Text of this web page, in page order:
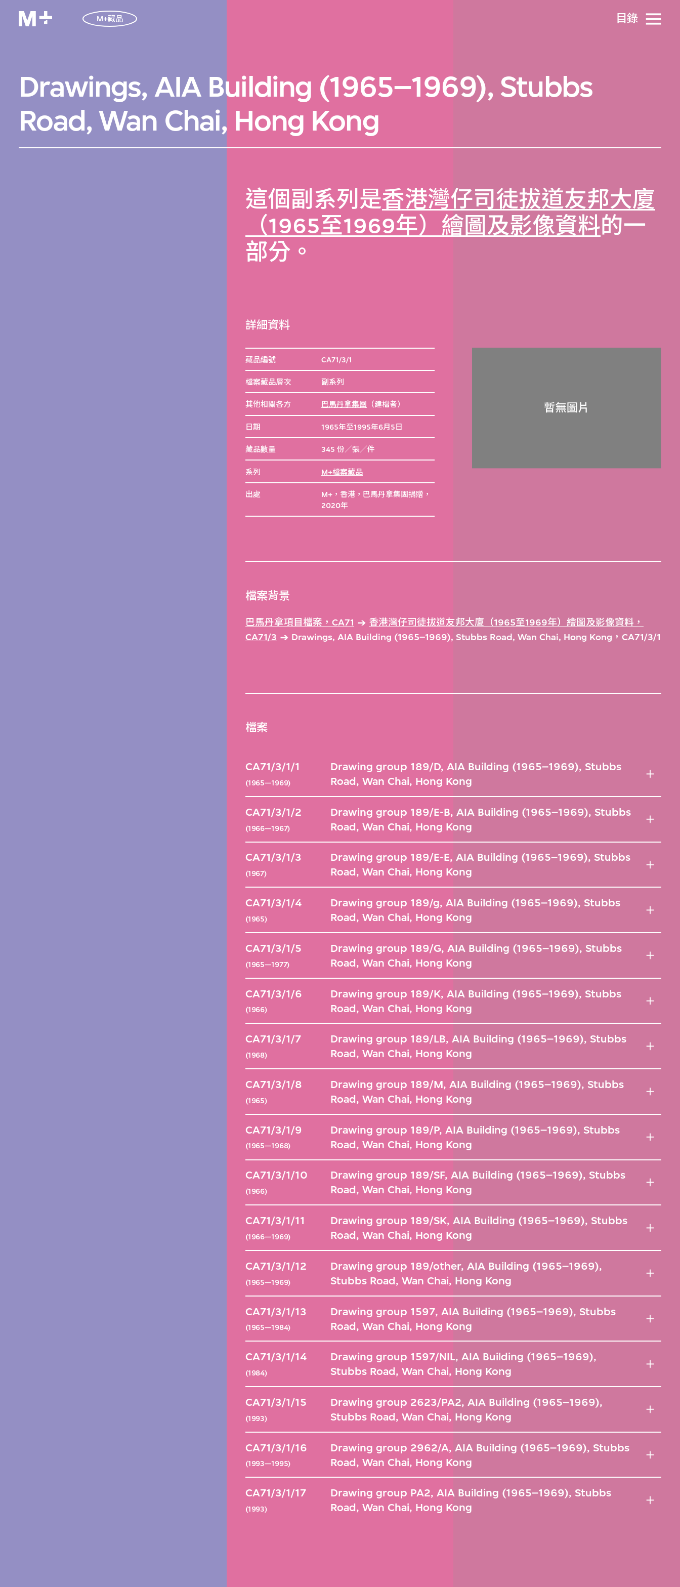
M+藏品 目​錄
Drawings, AIA Building (1965–1969), Stubbs
Road, Wan Chai, Hong Kong
這個副系列是香港灣仔司徒拔道友邦大廈
（1965至1969年）繪圖及影像資料的一
部分。
詳細資料
藏品編號 CA71/3/1
檔案藏品層次 副系列
其他相關各方 巴馬丹拿集團 （建檔者）
日期 1965年至1995年6月5日
藏品數量 345 份／張／件
系列 M+檔案藏品
出處
M+，香港，巴馬丹拿集團捐贈，
2020年
檔案背景
巴馬丹拿項目檔案，CA71
香港灣仔司徒拔道友邦大廈（1965至1969年）繪圖及影像資料，
CA71/3
Drawings, AIA Building (1965–1969), Stubbs Road, Wan Chai, Hong Kong，CA71/3/1
檔案
CA71/3/1/1
(1965—1969)
Drawing group 189/D, AIA Building (1965–1969), Stubbs
Road, Wan Chai, Hong Kong
CA71/3/1/2
(1966—1967)
Drawing group 189/E-B, AIA Building (1965–1969), Stubbs
Road, Wan Chai, Hong Kong
CA71/3/1/3
(1967)
Drawing group 189/E-E, AIA Building (1965–1969), Stubbs
Road, Wan Chai, Hong Kong
CA71/3/1/4
(1965)
Drawing group 189/g, AIA Building (1965–1969), Stubbs
Road, Wan Chai, Hong Kong
CA71/3/1/5
(1965—1977)
Drawing group 189/G, AIA Building (1965–1969), Stubbs
Road, Wan Chai, Hong Kong
CA71/3/1/6
(1966)
Drawing group 189/K, AIA Building (1965–1969), Stubbs
Road, Wan Chai, Hong Kong
CA71/3/1/7
(1968)
Drawing group 189/LB, AIA Building (1965–1969), Stubbs
Road, Wan Chai, Hong Kong
CA71/3/1/8
(1965)
Drawing group 189/M, AIA Building (1965–1969), Stubbs
Road, Wan Chai, Hong Kong
CA71/3/1/9
(1965—1968)
Drawing group 189/P, AIA Building (1965–1969), Stubbs
Road, Wan Chai, Hong Kong
CA71/3/1/10
(1966)
Drawing group 189/SF, AIA Building (1965–1969), Stubbs
Road, Wan Chai, Hong Kong
CA71/3/1/11
(1966—1969)
Drawing group 189/SK, AIA Building (1965–1969), Stubbs
Road, Wan Chai, Hong Kong
CA71/3/1/12
(1965—1969)
Drawing group 189/other, AIA Building (1965–1969),
Stubbs Road, Wan Chai, Hong Kong
CA71/3/1/13
(1965—1984)
Drawing group 1597, AIA Building (1965–1969), Stubbs
Road, Wan Chai, Hong Kong
CA71/3/1/14
(1984)
Drawing group 1597/NIL, AIA Building (1965–1969),
Stubbs Road, Wan Chai, Hong Kong
CA71/3/1/15
(1993)
Drawing group 2623/PA2, AIA Building (1965–1969),
Stubbs Road, Wan Chai, Hong Kong
CA71/3/1/16
(1993—1995)
Drawing group 2962/A, AIA Building (1965–1969), Stubbs
Road, Wan Chai, Hong Kong
CA71/3/1/17
(1993)
Drawing group PA2, AIA Building (1965–1969), Stubbs
Road, Wan Chai, Hong Kong